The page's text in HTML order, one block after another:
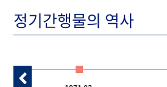
정기간행물의 역사